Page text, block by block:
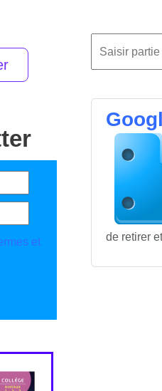
et
de retirer